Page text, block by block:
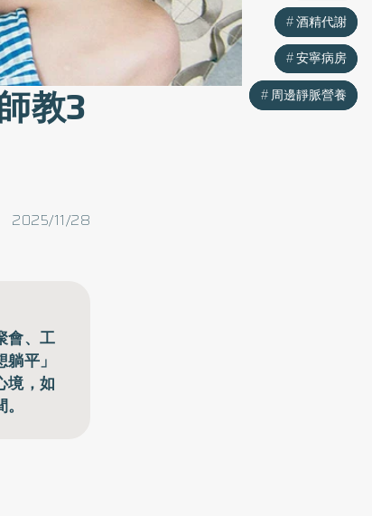
教3
2025/11/28
會、工
平」
境，如
酒精代謝
安寧病房
周邊靜脈營養
酒精代謝
安寧病房
周邊靜脈營養